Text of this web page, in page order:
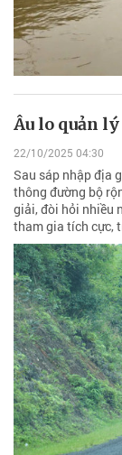
Âu lo quản
22/10/2025 04:30
Sau sáp nhập địa
thông đường bộ
giải, đòi hỏi nhiều
tham gia tích cực,